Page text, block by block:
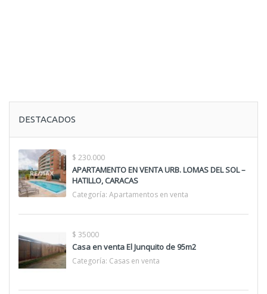
DESTACADOS
$ 230.000
APARTAMENTO EN VENTA URB. LOMAS DEL SOL –
HATILLO, CARACAS
Categoría: Apartamentos en venta
$ 35000
Casa en venta El Junquito de 95m2
Categoría: Casas en venta